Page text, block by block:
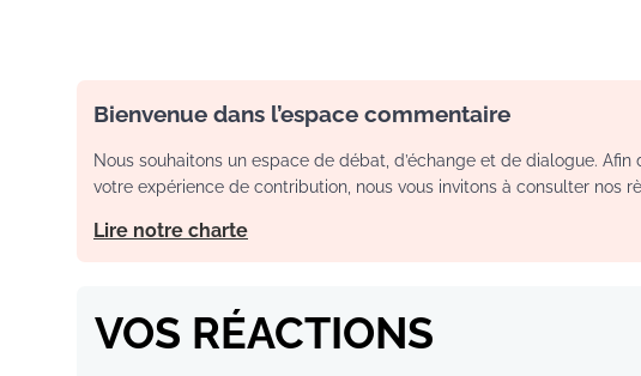
Bienvenue dans l’espace commentaire
Nous souhaitons un espace de débat, d’échange et de dialogue.
votre expérience de contribution, nous vous invitons à consulter nos
Lire notre charte
VOS RÉACTIONS